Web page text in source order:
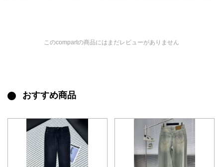
このcompartの商品にはまだレビューがありません
おすすめ商品